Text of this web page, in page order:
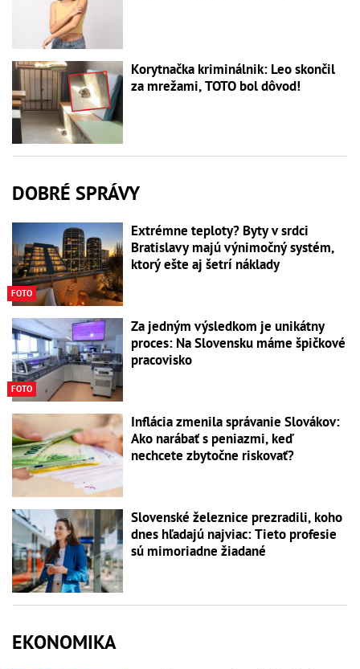
Korytnačka kriminálnik: Leo skončil
za mrežami, TOTO bol dôvod!
DOBRÉ SPRÁVY
FOTO
Extrémne teploty? Byty v srdci
Bratislavy majú výnimočný systém,
ktorý ešte aj šetrí náklady
FOTO
Za jedným výsledkom je unikátny
proces: Na Slovensku máme špičkové
pracovisko
Inflácia zmenila správanie Slovákov:
Ako narábať s peniazmi, keď
nechcete zbytočne riskovať?
Slovenské železnice prezradili, koho
dnes hľadajú najviac: Tieto profesie
sú mimoriadne žiadané
EKONOMIKA